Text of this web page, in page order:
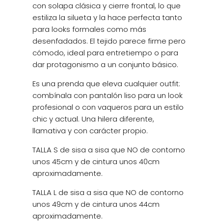
con solapa clásica y cierre frontal, lo que
estiliza la silueta y la hace perfecta tanto
para looks formales como más
desenfadados. El tejido parece firme pero
cómodo, ideal para entretiempo o para
dar protagonismo a un conjunto básico.
Es una prenda que eleva cualquier outfit:
combínala con pantalón liso para un look
profesional o con vaqueros para un estilo
chic y actual. Una hilera diferente,
llamativa y con carácter propio.
TALLA S de sisa a sisa que NO de contorno
unos 45cm y de cintura unos 40cm
aproximadamente.
TALLA L de sisa a sisa que NO de contorno
unos 49cm y de cintura unos 44cm
aproximadamente.